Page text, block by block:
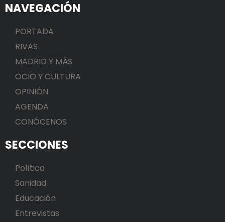
NAVEGACIÓN
PORTADA
RIVAS
MADRID Y MÁS
OCIO Y CULTURA
OPINIÓN
AGENDA
CONÓCENOS
SECCIONES
Política
Sanidad
Educación
Entrevistas